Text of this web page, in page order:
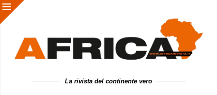
La rivista del continente vero